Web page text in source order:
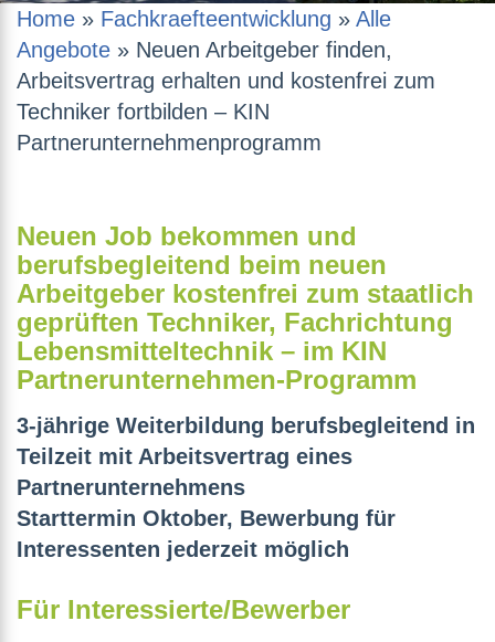
Home » Fachkraefteentwicklung » Alle
Angebote » Neuen Arbeitgeber finden,
Arbeitsvertrag erhalten und kostenfrei zum
Techniker fortbilden – KIN
Partnerunternehmenprogramm
Neuen Job bekommen und
berufsbegleitend beim neuen
Arbeitgeber kostenfrei zum staatlich
geprüften Techniker, Fachrichtung
Lebensmitteltechnik – im KIN
Partnerunternehmen-Programm
3-jährige Weiterbildung berufsbegleitend in
Teilzeit mit Arbeitsvertrag eines
Partnerunternehmens
Starttermin Oktober, Bewerbung für
Interessenten jederzeit möglich
Für Interessierte/Bewerber